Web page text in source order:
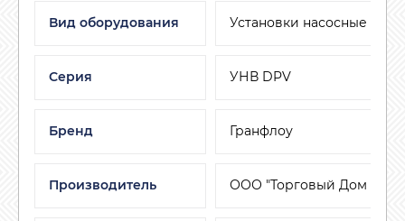
Вид оборудования Установки насосные
Серия УНВ DPV
Бренд Гранфлоу
Производитель ООО "Торговый Дом АДЛ"